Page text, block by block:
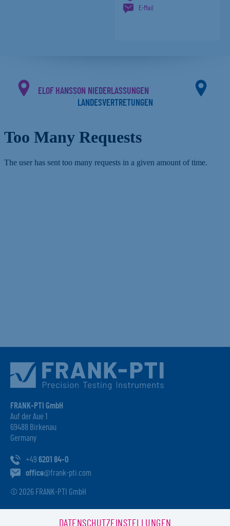
E-Mail
ELOF HANSSON NIEDERLASSUNGEN
LANDESVERTRETUNGEN
FRANK-PTI GmbH
Auf der Aue 1
69488 Birkenau
Germany
+49 6201 84-0
office@frank-pti.com
© 2026 FRANK-PTI GmbH
DATENSCHUTZEINSTELLUNGEN